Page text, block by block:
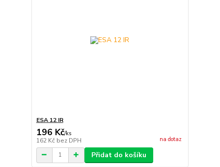
ESA 12 IR
196 Kč/ks
162 Kč bez DPH na dotaz
Přidat do košíku